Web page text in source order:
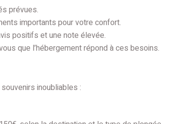
prévues.
importants pour votre confort.
positifs et une note élevée.
que l’hébergement répond à ces besoins.
inoubliables :